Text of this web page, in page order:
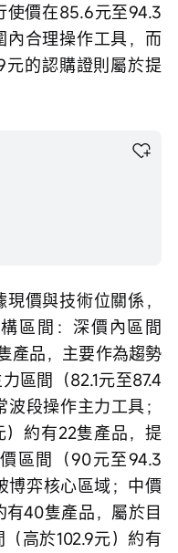
使價在85.6元至94.3
內合理操作工具，而
元的認購證則屬於提
現價與技術位關係，
區間：深價內區間
產品，主要作為趨勢
區間（82.1元至87.4
段操作主力工具；
約有22隻產品，提
區間（90元至94.3
博弈核心區域；中價
有40隻產品，屬於目
高於102.9元）約有